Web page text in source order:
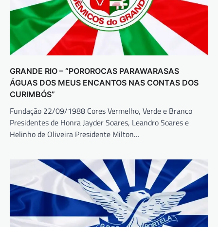
GRANDE RIO – “POROROCAS PARAWARASAS
ÁGUAS DOS MEUS ENCANTOS NAS CONTAS DOS
CURIMBÓS”
Fundação 22/09/1988 Cores Vermelho, Verde e Branco
Presidentes de Honra Jayder Soares, Leandro Soares e
Helinho de Oliveira Presidente Milton…